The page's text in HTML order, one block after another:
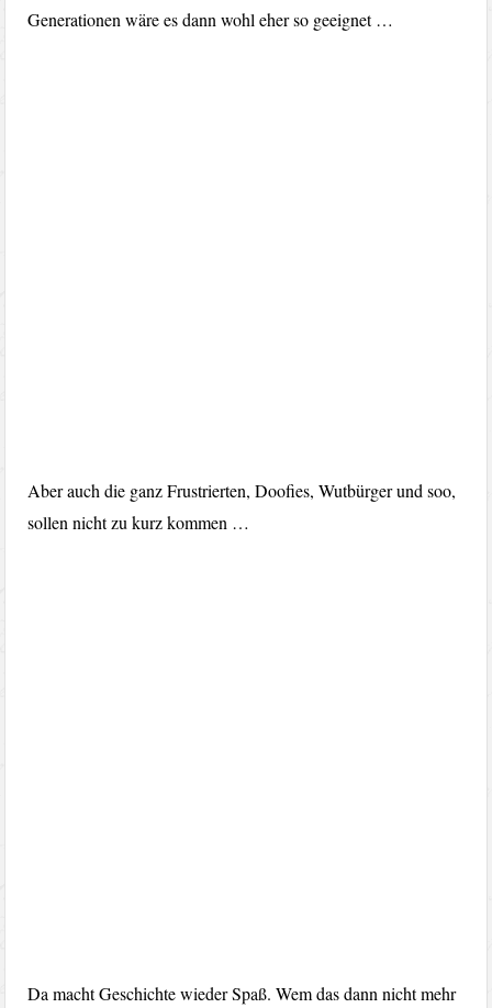
Generationen wäre es dann wohl eher so geeignet …
Aber auch die ganz Frustrierten, Doofies, Wutbürger und soo,
sollen nicht zu kurz kommen …
Da macht Geschichte wieder Spaß. Wem das dann nicht mehr